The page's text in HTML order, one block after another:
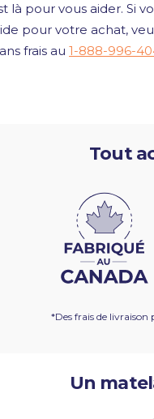
pour vous aider. Si
pour votre achat,
frais au 1-888-996-
Tout
*Des frais de
Un